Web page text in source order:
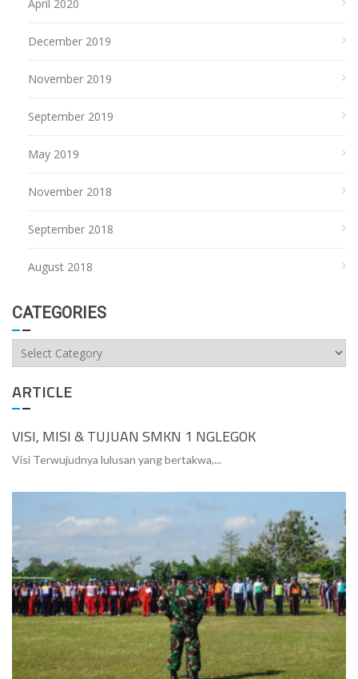
April 2020
December 2019
November 2019
September 2019
May 2019
November 2018
September 2018
August 2018
CATEGORIES
Categories
ARTICLE
VISI, MISI & TUJUAN SMKN 1 NGLEGOK
Visi Terwujudnya lulusan yang bertakwa,...